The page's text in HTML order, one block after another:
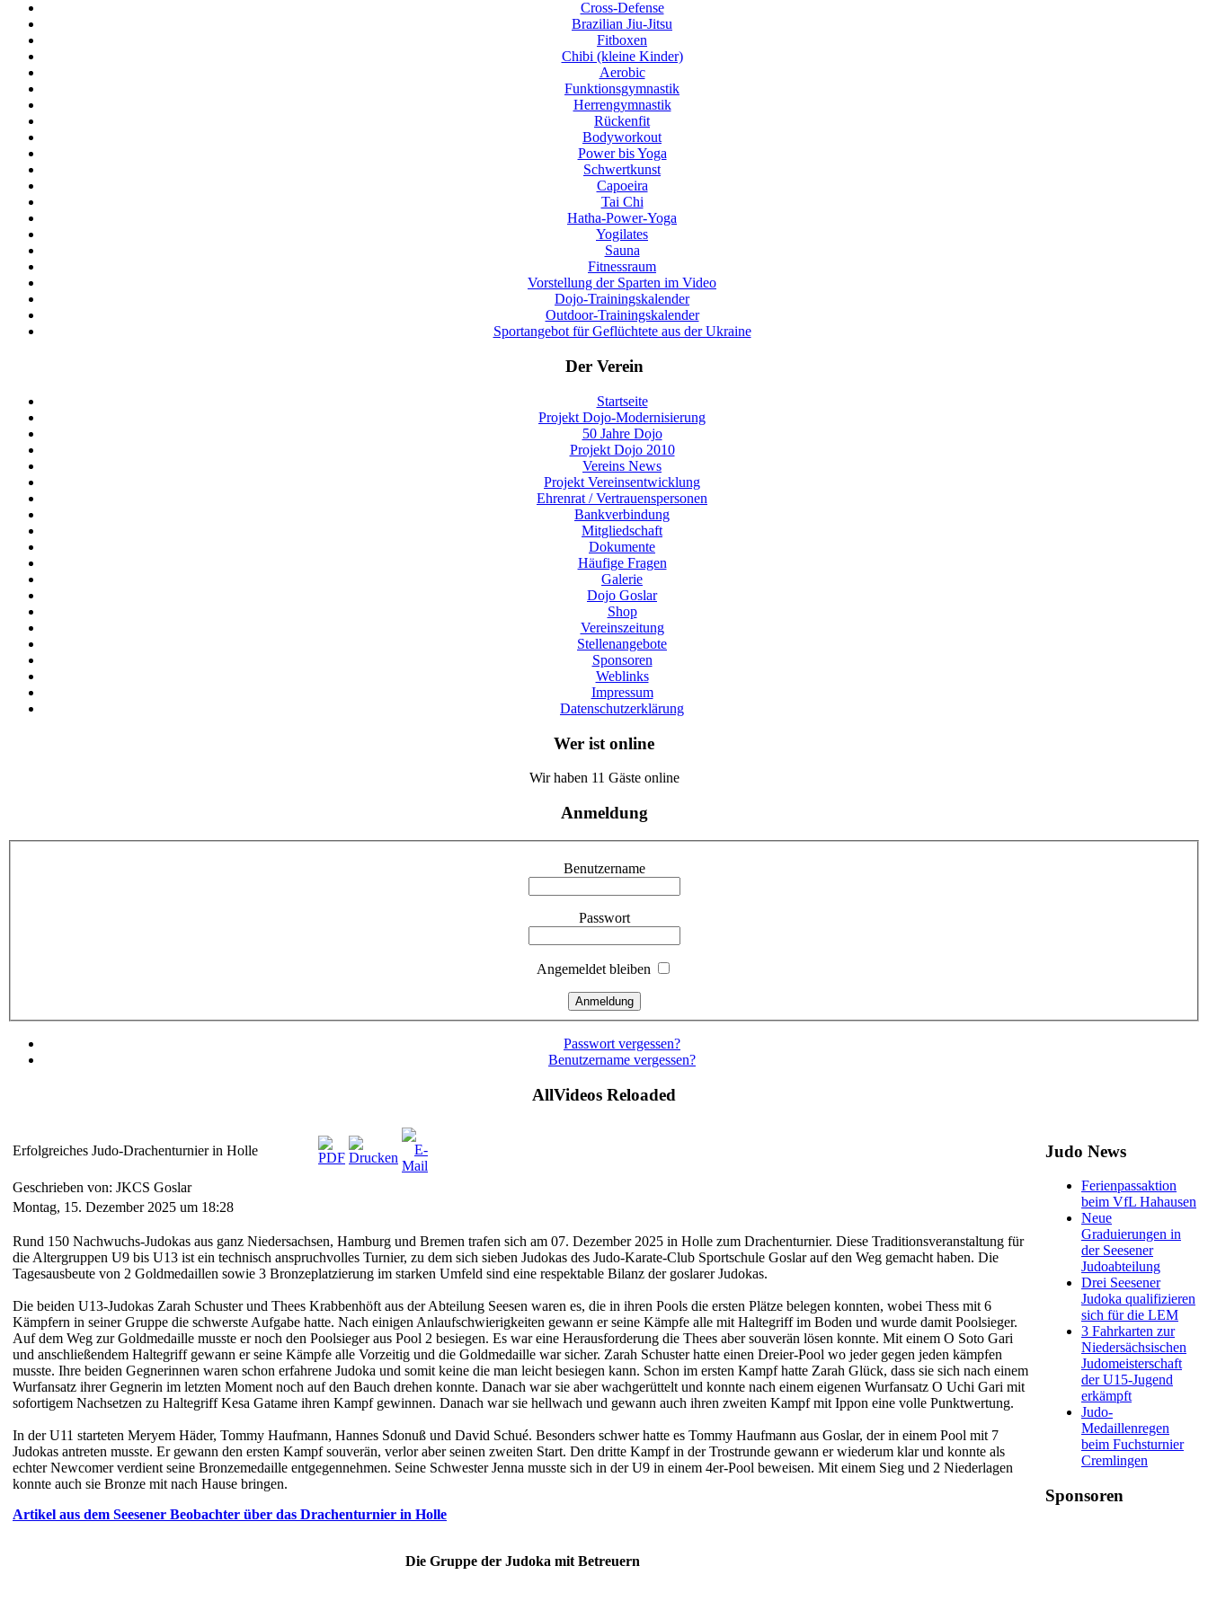
Cross-Defense
Brazilian Jiu-Jitsu
Fitboxen
Chibi (kleine Kinder)
Aerobic
Funktionsgymnastik
Herrengymnastik
Rückenfit
Bodyworkout
Power bis Yoga
Schwertkunst
Capoeira
Tai Chi
Hatha-Power-Yoga
Yogilates
Sauna
Fitnessraum
Vorstellung der Sparten im Video
Dojo-Trainingskalender
Outdoor-Trainingskalender
Sportangebot für Geflüchtete aus der Ukraine
Der Verein
Startseite
Projekt Dojo-Modernisierung
50 Jahre Dojo
Projekt Dojo 2010
Vereins News
Projekt Vereinsentwicklung
Ehrenrat / Vertrauenspersonen
Bankverbindung
Mitgliedschaft
Dokumente
Häufige Fragen
Galerie
Dojo Goslar
Shop
Vereinszeitung
Stellenangebote
Sponsoren
Weblinks
Impressum
Datenschutzerklärung
Wer ist online
Wir haben 11 Gäste online
Anmeldung
Benutzername
Passwort
Angemeldet bleiben
Passwort vergessen?
Benutzername vergessen?
AllVideos Reloaded
Erfolgreiches Judo-Drachenturnier in Holle
Geschrieben von: JKCS Goslar
Montag, 15. Dezember 2025 um 18:28
Rund 150 Nachwuchs-Judokas aus ganz Niedersachsen, Hamburg und Bremen trafen sich am 07. Dezember 2025 in Holle zum Drachenturnier. Diese Traditionsveranstaltung für
die Altergruppen U9 bis U13 ist ein technisch anspruchvolles Turnier, zu dem sich sieben Judokas des Judo-Karate-Club Sportschule Goslar auf den Weg gemacht haben. Die
Tagesausbeute von 2 Goldmedaillen sowie 3 Bronzeplatzierung im starken Umfeld sind eine respektable Bilanz der goslarer Judokas.
Die beiden U13-Judokas Zarah Schuster und Thees Krabbenhöft aus der Abteilung Seesen waren es, die in ihren Pools die ersten Plätze belegen konnten, wobei Thess mit 6
Kämpfern in seiner Gruppe die schwerste Aufgabe hatte. Nach einigen Anlaufschwierigkeiten gewann er seine Kämpfe alle mit Haltegriff im Boden und wurde damit Poolsieger.
Auf dem Weg zur Goldmedaille musste er noch den Poolsieger aus Pool 2 besiegen. Es war eine Herausforderung die Thees aber souverän lösen konnte. Mit einem O Soto Gari
und anschließendem Haltegriff gewann er seine Kämpfe alle Vorzeitig und die Goldmedaille war sicher. Zarah Schuster hatte einen Dreier-Pool wo jeder gegen jeden kämpfen
musste. Ihre beiden Gegnerinnen waren schon erfahrene Judoka und somit keine die man leicht besiegen kann. Schon im ersten Kampf hatte Zarah Glück, dass sie sich nach einem
Wurfansatz ihrer Gegnerin im letzten Moment noch auf den Bauch drehen konnte. Danach war sie aber wachgerüttelt und konnte nach einem eigenen Wurfansatz O Uchi Gari mit
sofortigem Nachsetzen zu Haltegriff Kesa Gatame ihren Kampf gewinnen. Danach war sie hellwach und gewann auch ihren zweiten Kampf mit Ippon eine volle Punktwertung.
In der U11 starteten Meryem Häder, Tommy Haufmann, Hannes Sdonuß und David Schué. Besonders schwer hatte es Tommy Haufmann aus Goslar, der in einem Pool mit 7
Judokas antreten musste. Er gewann den ersten Kampf souverän, verlor aber seinen zweiten Start. Den dritte Kampf in der Trostrunde gewann er wiederum klar und konnte als
echter Newcomer verdient seine Bronzemedaille entgegennehmen. Seine Schwester Jenna musste sich in der U9 in einem 4er-Pool beweisen. Mit einem Sieg und 2 Niederlagen
konnte auch sie Bronze mit nach Hause bringen.
Artikel aus dem Seesener Beobachter über das Drachenturnier in Holle
Die Gruppe der Judoka mit Betreuern
Judo News
Ferienpassaktion
beim VfL Hahausen
Neue
Graduierungen in
der Seesener
Judoabteilung
Drei Seesener
Judoka qualifizieren
sich für die LEM
3 Fahrkarten zur
Niedersächsischen
Judomeisterschaft
der U15-Jugend
erkämpft
Judo-
Medaillenregen
beim Fuchsturnier
Cremlingen
Sponsoren